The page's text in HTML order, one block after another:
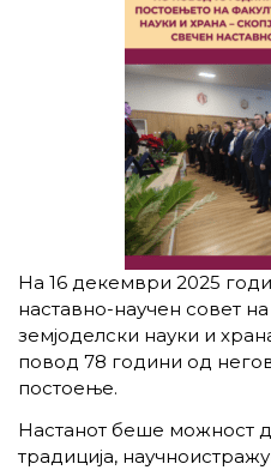
На 16 декември 2025
наставно-научен совет
земјоделски науки и
повод 78 години од
постоење.
Настанот беше можност
традиција,